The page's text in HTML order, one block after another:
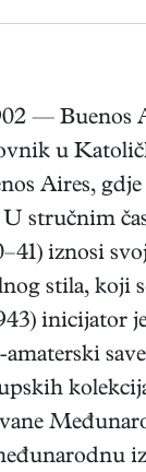
— Buenos
u
Aires, gdje
stručnim
iznosi
stila, koji
inicijator